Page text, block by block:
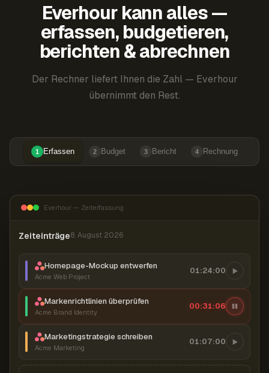
Everhour kann alles —
erfassen, budgetieren,
berichten & abrechnen
Der Rechner liefert Ihnen die Zahl — Everhour
übernimmt den Rest.
1 Erfassen 2 Budget 3 Bericht 4 Rechnung
Everhour — Zeiterfassung
Zeiteinträge8. August 2026
Homepage-Mockup entwerfen
Acme Web Project
01:24:00
Markenrichtlinien überprüfen
Acme Brand Identity
00:31:07
Marketingstrategie schreiben
Acme Marketing
01:07:00